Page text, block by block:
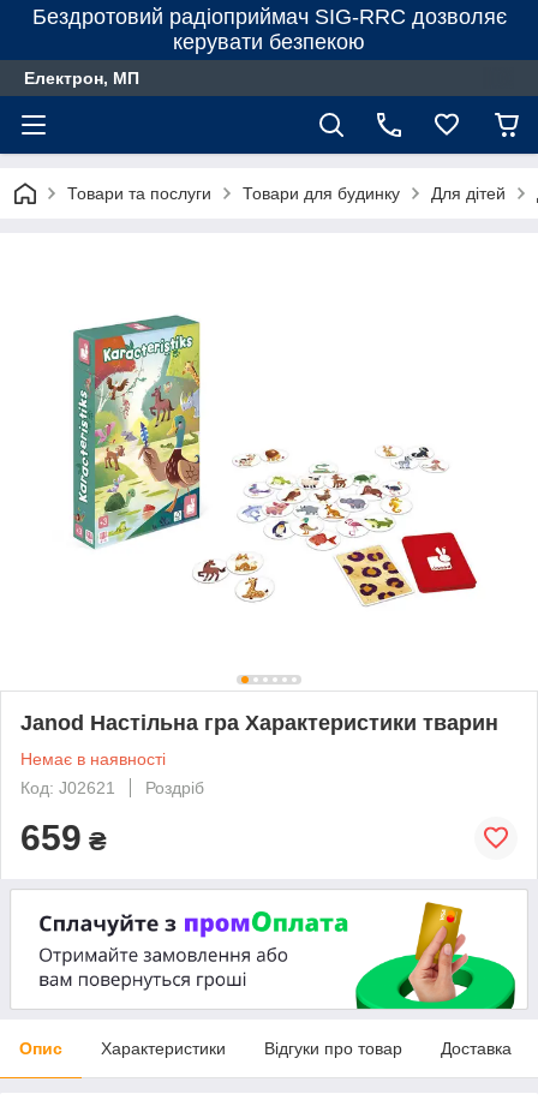
Бездротовий радіоприймач SIG-RRC дозволяє
керувати безпекою
Електрон, МП
Товари та послуги Товари для будинку Для дiтей
Janod Настільна гра Характеристики тварин
Немає в наявності
Код: J02621
Роздріб
659 ₴
Опис Характеристики Відгуки про товар Доставка